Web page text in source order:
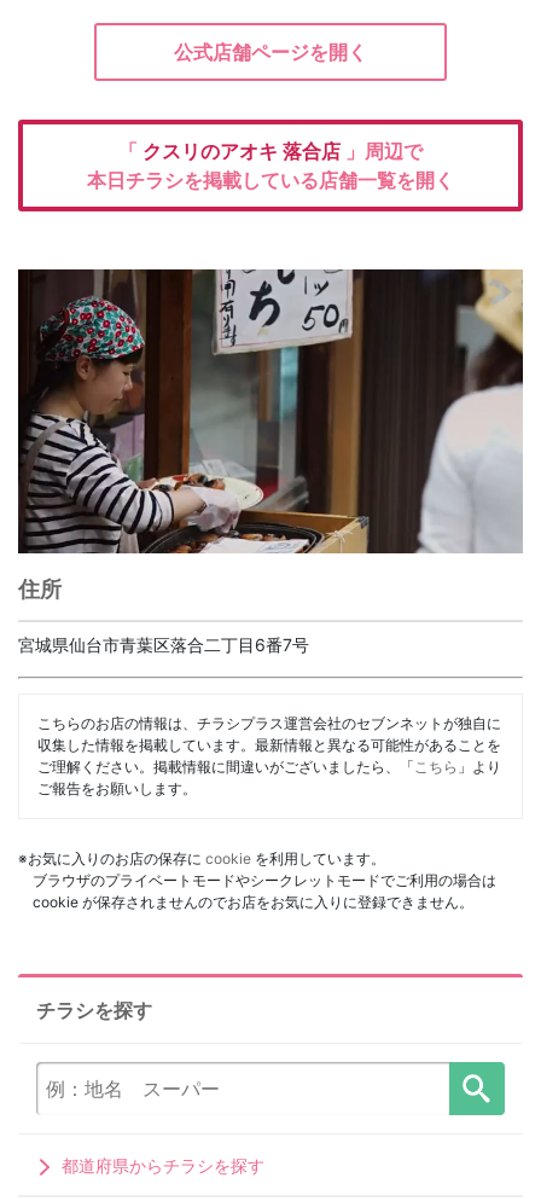
公式店舗ページを開く
「 クスリのアオキ 落合店 」周辺で
本日チラシを掲載している店舗一覧を開く
住所
宮城県仙台市青葉区落合二丁目6番7号
こちらのお店の情報は、チラシプラス運営会社のセブンネットが独自に
収集した情報を掲載しています。最新情報と異なる可能性があることを
ご理解ください。掲載情報に間違いがございましたら、「 こちら 」より
ご報告をお願いします。
※お気に入りのお店の保存に cookie を利用しています。
ブラウザのプライベートモードやシークレットモードでご利用の場合は
cookie が保存されませんのでお店をお気に入りに登録できません。
チラシを探す
都道府県からチラシを探す